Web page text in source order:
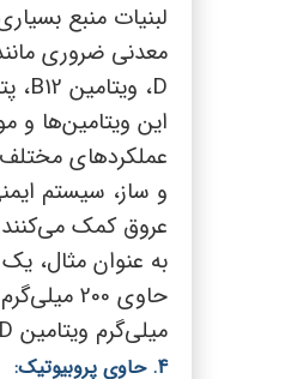
لبنیات منبع
معدنی ضروری
D، ویتامین B12،
این ویتامین‌ها و
عملکردهای
و ساز، سیستم
عروق کمک
به عنوان مثال،
حاوی 200 میلی‌گرم ویتامین
میلی‌گرم ویتامین D
4. حاوی پروبیوتیک: